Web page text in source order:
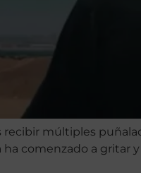
múltiples
comenzado a gritar